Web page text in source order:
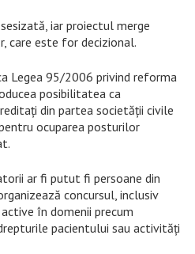
iar proiectul merge
care este for decizional.
Legea 95/2006 privind reforma
posibilitatea ca
din partea societății civile
ocuparea posturilor
ar fi putut fi persoane din
concursul, inclusiv
în domenii precum
pacientului sau activități